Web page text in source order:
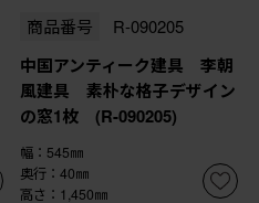
商品番号 R-090205
中国アンティーク建具 李朝
風建具 素朴な格子デザイン
の窓1枚 (R-090205)
幅：545㎜
奥行：40㎜
高さ：1,450㎜